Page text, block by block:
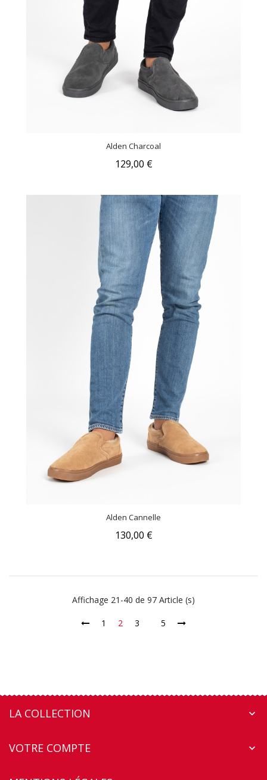
Alden Charcoal
129,00 €
Alden Cannelle
130,00 €
Affichage 21-40 de 97 Article (s)
1 2 3 5
LA COLLECTION 
VOTRE COMPTE 